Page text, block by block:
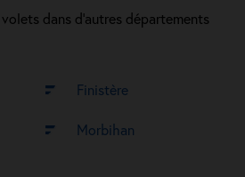
dans d’autres départements
Finistère
Morbihan